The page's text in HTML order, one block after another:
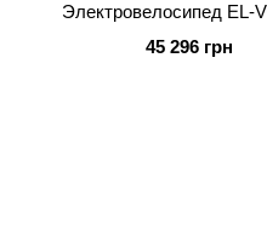
Электровелосипед EL-
45 296 грн